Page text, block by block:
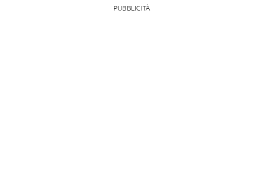
PUBBLICITÀ